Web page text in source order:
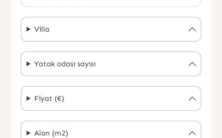
Villa
Yatak odası sayısı
Fiyat (€)
Alan (m2)